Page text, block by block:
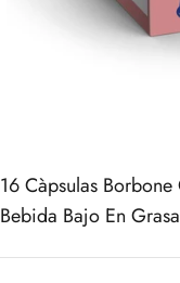
16Càpsulas Borbone
Bebida Bajo En Grasa